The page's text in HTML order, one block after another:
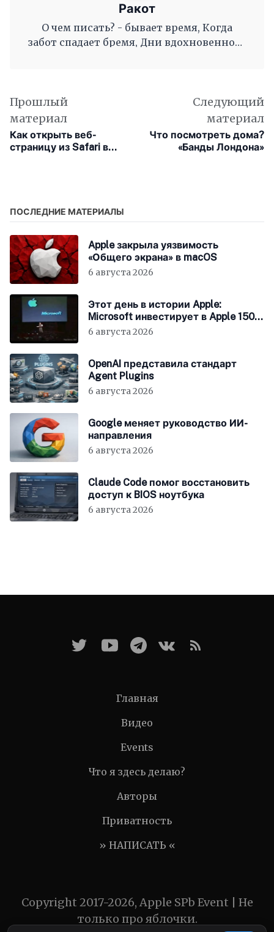
Ракот
О чем писать? - бывает время, Когда
забот спадает бремя, Дни вдохновенного
Прошлый
материал
Как открыть веб-
страницу из Safari в
Следующий
материал
Что посмотреть дома?
«Банды Лондона»
ПОСЛЕДНИЕ МАТЕРИАЛЫ
Apple закрыла уязвимость
«Общего экрана» в macOS
6 августа 2026
Этот день в истории Apple:
Microsoft инвестирует в Apple 150
миллионов долларов
6 августа 2026
OpenAI представила стандарт
Agent Plugins
6 августа 2026
Google меняет руководство ИИ-
направления
6 августа 2026
Claude Code помог восстановить
доступ к BIOS ноутбука
6 августа 2026
Главная
Видео
Events
Что я здесь делаю?
Авторы
Приватность
» НАПИСАТЬ «
Copyright 2017-2026, Apple SPb Event | Не
только про яблочки.